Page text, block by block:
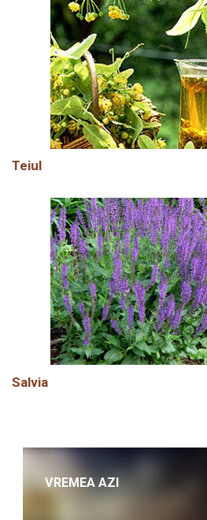
Teiul
Salvia
VREMEA AZI